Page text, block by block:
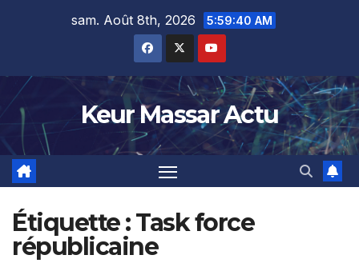
sam. Août 8th, 2026 5:59:41 AM
Keur Massar Actu
Étiquette :Task force
républicaine